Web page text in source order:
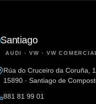
Santiago
AUDI · VW · VW
Rúa do Cruceiro da Coruña,
15890 · Santiago de
881 81 99 01